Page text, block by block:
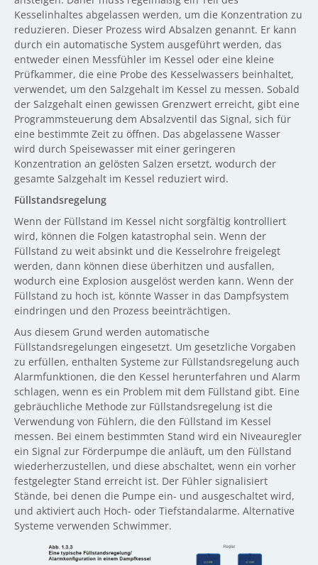
Kesselinhaltes abgelassen werden, um die Konzentration zu
reduzieren. Dieser Prozess wird Absalzen genannt. Er kann
durch ein automatische System ausgeführt werden, das
entweder einen Messfühler im Kessel oder eine kleine
Prüfkammer, die eine Probe des Kesselwassers beinhaltet,
verwendet, um den Salzgehalt im Kessel zu messen. Sobald
der Salzgehalt einen gewissen Grenzwert erreicht, gibt eine
Programmsteuerung dem Absalzventil das Signal, sich für
eine bestimmte Zeit zu öffnen. Das abgelassene Wasser
wird durch Speisewasser mit einer geringeren
Konzentration an gelösten Salzen ersetzt, wodurch der
gesamte Salzgehalt im Kessel reduziert wird.
Füllstandsregelung
Wenn der Füllstand im Kessel nicht sorgfältig kontrolliert
wird, können die Folgen katastrophal sein. Wenn der
Füllstand zu weit absinkt und die Kesselrohre freigelegt
werden, dann können diese überhitzen und ausfallen,
wodurch eine Explosion ausgelöst werden kann. Wenn der
Füllstand zu hoch ist, könnte Wasser in das Dampfsystem
eindringen und den Prozess beeinträchtigen.
Aus diesem Grund werden automatische
Füllstandsregelungen eingesetzt. Um gesetzliche Vorgaben
zu erfüllen, enthalten Systeme zur Füllstandsregelung auch
Alarmfunktionen, die den Kessel herunterfahren und Alarm
schlagen, wenn es ein Problem mit dem Füllstand gibt. Eine
gebräuchliche Methode zur Füllstandsregelung ist die
Verwendung von Fühlern, die den Füllstand im Kessel
messen. Bei einem bestimmten Stand wird ein Niveauregler
ein Signal zur Förderpumpe die anläuft, um den Füllstand
wiederherzustellen, und diese abschaltet, wenn ein vorher
festgelegter Stand erreicht ist. Der Fühler signalisiert
Stände, bei denen die Pumpe ein- und ausgeschaltet wird,
und aktiviert auch Hoch- oder Tiefstandalarme. Alternative
Systeme verwenden Schwimmer.